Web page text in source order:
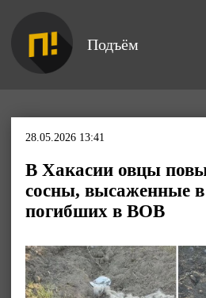
Подъём
28.05.2026 13:41
В Хакасии овцы
сосны, высаженные
погибших в ВОВ